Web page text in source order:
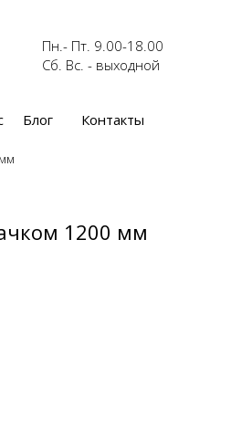
Пн.- Пт. 9.00-18.00
Сб. Вс. - выходной
Блог Контакты
1200 мм